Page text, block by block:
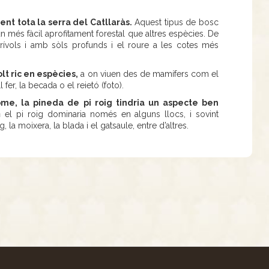
tota la serra del Catllaràs. Aquest tipus de bosc
més fàcil aprofitament forestal que altres espècies. De
i amb sòls profunds i el roure a les cotes més
ric en espècies, a on viuen des de mamífers com el
la becada o el reietó (foto).
la pineda de pi roig tindria un aspecte ben
pi roig dominaria només en alguns llocs, i sovint
la moixera, la blada i el gatsaule, entre d’altres.